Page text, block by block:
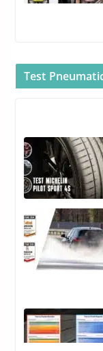
Test